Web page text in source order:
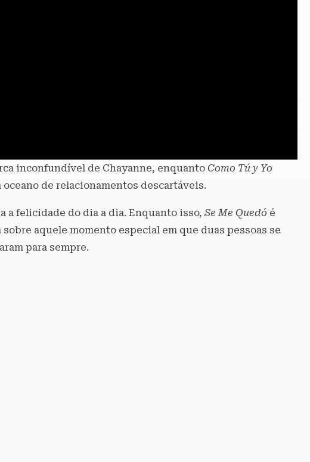
inconfundível de Chayanne, enquanto Como Tú y Yo
de relacionamentos descartáveis.
a felicidade do dia a dia. Enquanto isso, Se Me Quedó é
aquele momento especial em que duas pessoas se
para sempre.